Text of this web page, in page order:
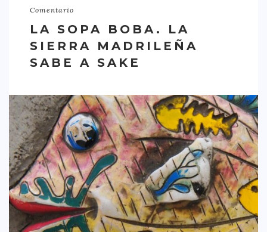
OTROS
AMERICANA
ASIÁTICA
CARNES
CREATIVA
DULCE
FUSIÓN
Comentario
LA SOPA BOBA. LA
SIERRA MADRILEÑA
SABE A SAKE